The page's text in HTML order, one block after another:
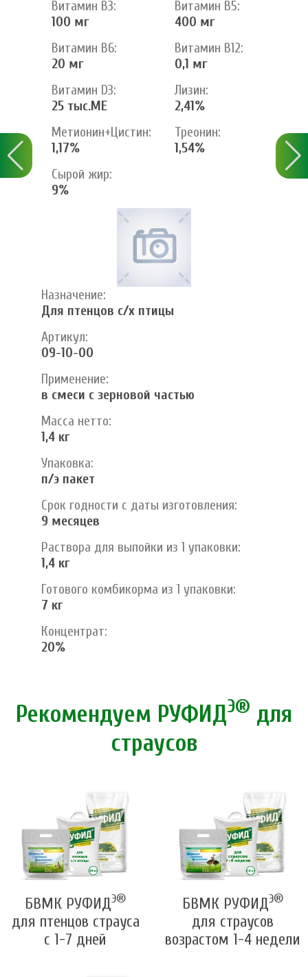
Витамин В3:
100 мг
Витамин В5:
400 мг
Витамин В6:
20 мг
Витамин В12:
0,1 мг
Витамин D3:
25 тыс.МЕ
Лизин:
2,41%
Метионин+Цистин:
1,17%
Треонин:
1,54%
Сырой жир:
9%
Назначение:
Для птенцов с/х птицы
Артикул:
09-10-00
Применение:
в смеси с зерновой частью
Масса нетто:
1,4 кг
Упаковка:
п/э пакет
Срок годности с даты изготовления:
9 месяцев
Раствора для выпойки из 1 упаковки:
1,4 кг
Готового комбикорма из 1 упаковки:
7 кг
Концентрат:
20%
Рекомендуем РУФИДЭ® для
страусов
БВМК РУФИДЭ®
для птенцов страуса
с 1-7 дней
БВМК РУФИДЭ®
для страусов
возрастом 1-4 недели